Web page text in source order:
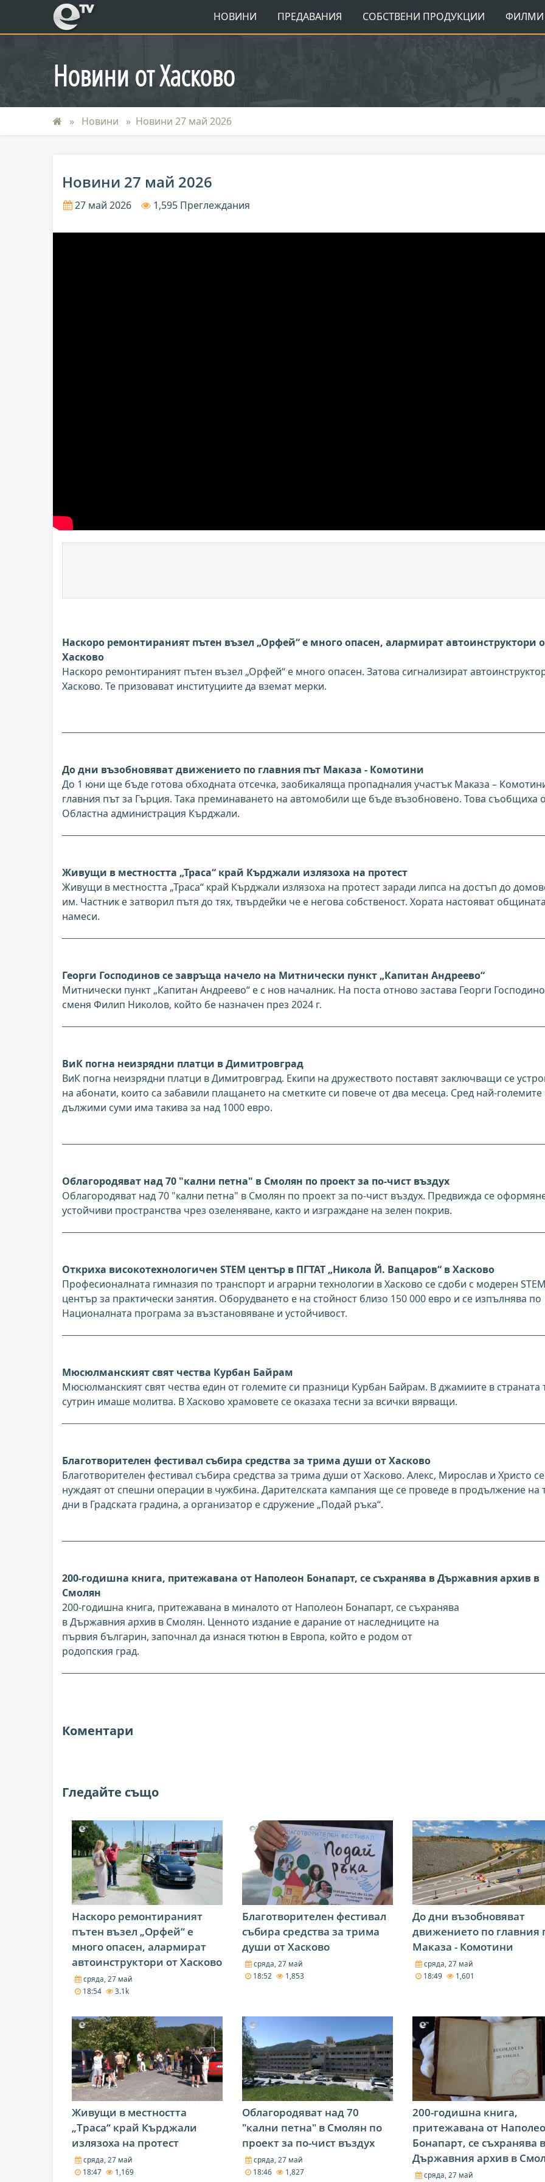
eTV НОВИНИ ПРЕДАВАНИЯ СОБСТВЕНИ ПРОДУКЦИИ ФИЛМИ
Новини от Хасково
Новини Новини 27 май 2026
Новини 27 май 2026
27 май 2026 1,595 Преглеждания
Наскоро ремонтираният пътен възел „Орфей“ е много опасен, алармират автоинструктори
Хасково
Наскоро ремонтираният пътен възел „Орфей“ е много опасен. Затова сигнализират
Хасково. Те призовават институциите да вземат мерки.
До дни възобновяват движението по главния път Маказа - Комотини
До 1 юни ще бъде готова обходната отсечка, заобикаляща пропадналия участък Маказа –
главния път за Гърция. Така преминаването на автомобили ще бъде възобновено. Това съобщиха
Областна администрация Кърджали.
Живущи в местността „Траса“ край Кърджали излязоха на протест
Живущи в местността „Траса“ край Кърджали излязоха на протест заради липса на достъп до
им. Частник е затворил пътя до тях, твърдейки че е негова собственост. Хората настояват
намеси.
Георги Господинов се завръща начело на Митнически пункт „Капитан Андреево“
Митнически пункт „Капитан Андреево“ е с нов началник. На поста отново застава Георги
сменя Филип Николов, който бе назначен през 2024 г.
ВиК погна неизрядни платци в Димитровград
ВиК погна неизрядни платци в Димитровград. Екипи на дружеството поставят заключващи се
на абонати, които са забавили плащането на сметките си повече от два месеца. Сред най-големите
дължими суми има такива за над 1000 евро.
Облагородяват над 70 "кални петна" в Смолян по проект за по-чист въздух
Облагородяват над 70 "кални петна" в Смолян по проект за по-чист въздух. Предвижда се
устойчиви пространства чрез озеленяване, както и изграждане на зелен покрив.
Откриха високотехнологичен STEM център в ПГТАТ „Никола Й. Вапцаров“ в Хасково
Професионалната гимназия по транспорт и аграрни технологии в Хасково се сдоби с модерен STEM
център за практически занятия. Оборудването е на стойност близо 150 000 евро и се изпълнява по
Националната програма за възстановяване и устойчивост.
Мюсюлманският свят чества Курбан Байрам
Мюсюлманският свят чества един от големите си празници Курбан Байрам. В джамиите в страната
сутрин имаше молитва. В Хасково храмовете се оказаха тесни за всички вярващи.
Благотворителен фестивал събира средства за трима души от Хасково
Благотворителен фестивал събира средства за трима души от Хасково. Алекс, Мирослав и Христо се
нуждаят от спешни операции в чужбина. Дарителската кампания ще се проведе в продължение на
дни в Градската градина, а организатор е сдружение „Подай ръка“.
200-годишна книга, притежавана от Наполеон Бонапарт, се съхранява в Държавния архив в
Смолян
200-годишна книга, притежавана в миналото от Наполеон Бонапарт, се съхранява
в Държавния архив в Смолян. Ценното издание е дарание от наследниците на
първия българин, започнал да изнася тютюн в Европа, който е родом от
родопския град.
Коментари
Гледайте също
Наскоро ремонтираният
пътен възел „Орфей“ е
много опасен, алармират
автоинструктори от Хасково
сряда, 27 май
18:54
3.1k
Благотворителен фестивал
събира средства за трима
души от Хасково
сряда, 27 май
18:52
1,853
До дни възобновяват
движението по главния
Маказа - Комотини
сряда, 27 май
18:49
1,601
Живущи в местността
„Траса“ край Кърджали
излязоха на протест
сряда, 27 май
18:47
1,169
Облагородяват над 70
"кални петна" в Смолян по
проект за по-чист въздух
сряда, 27 май
18:46
1,827
200-годишна книга,
притежавана от
Бонапарт, се съхранява в
Държавния архив в
сряда, 27 май